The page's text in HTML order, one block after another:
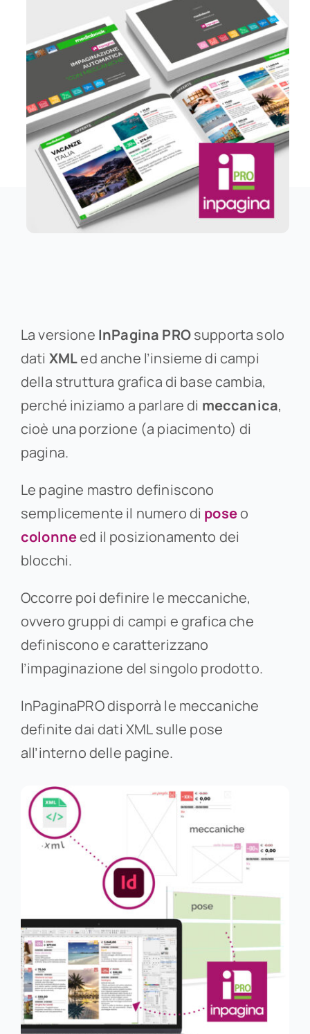
La versione InPagina PROsupporta solo
dati XMLed anche l’insieme di campi
della struttura grafica di base cambia,
perché iniziamo a parlare di meccanica,
cioè una porzione (a piacimento) di
pagina.
Le pagine mastro definiscono
semplicemente il numero di poseo
colonneed il posizionamento dei
blocchi.
Occorre poi definire le meccaniche,
ovvero gruppi di campi e grafica che
definiscono e caratterizzano
l’impaginazione del singolo prodotto.
InPaginaPRO disporrà le meccaniche
definite dai dati XML sulle pose
all’interno delle pagine.